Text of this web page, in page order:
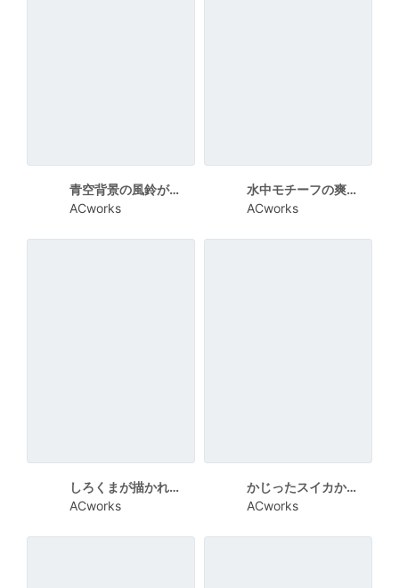
青空背景の風鈴が涼し気な暑中見舞い向けカード
ACworks
水中モチーフの爽やかな残暑見舞い向けカード
ACworks
しろくまが描かれたシンプルな残暑見舞い向けカード
ACworks
かじったスイカから太陽が見える残暑見舞い向けカード
ACworks